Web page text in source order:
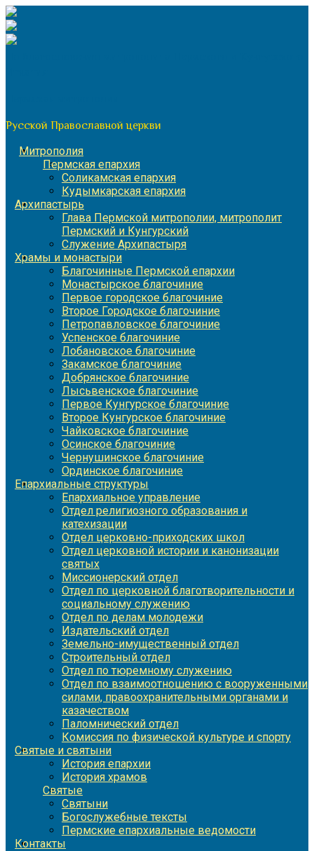
Перейти
к
содержимому
Русской Православной церкви
Митрополия
Пермская епархия
Соликамская епархия
Кудымкарская епархия
Архипастырь
Глава Пермской митрополии, митрополит
Пермский и Кунгурский
Служение Архипастыря
Храмы и монастыри
Благочинные Пермской епархии
Монастырское благочиние
Первое городское благочиние
Второе Городское благочиние
Петропавловское благочиние
Успенское благочиние
Лобановское благочиние
Закамское благочиние
Добрянское благочиние
Лысьвенское благочиние
Первое Кунгурское благочиние
Второе Кунгурское благочиние
Чайковское благочиние
Осинское благочиние
Чернушинское благочиние
Ординское благочиние
Епархиальные структуры
Епархиальное управление
Отдел религиозного образования и
катехизации
Отдел церковно-приходских школ
Отдел церковной истории и канонизации
святых
Миссионерский отдел
Отдел по церковной благотворительности и
социальному служению
Отдел по делам молодежи
Издательский отдел
Земельно-имущественный отдел
Строительный отдел
Отдел по тюремному служению
Отдел по взаимоотношению с вооруженными
силами, правоохранительными органами и
казачеством
Паломнический отдел
Комиссия по физической культуре и спорту
Святые и святыни
История епархии
История храмов
Святые
Святыни
Богослужебные тексты
Пермские епархиальные ведомости
Контакты